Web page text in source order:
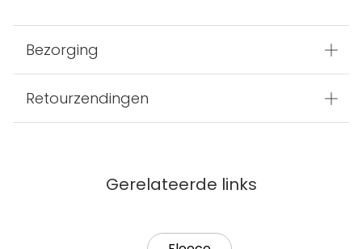
Bezorging
Retourzendingen
Gerelateerde links